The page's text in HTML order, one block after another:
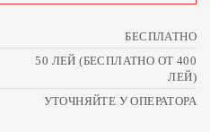
БЕСПЛАТНО
50 ЛЕЙ (БЕСПЛАТНО ОТ 400
ЛЕЙ)
УТОЧНЯЙТЕ У ОПЕРАТОРА